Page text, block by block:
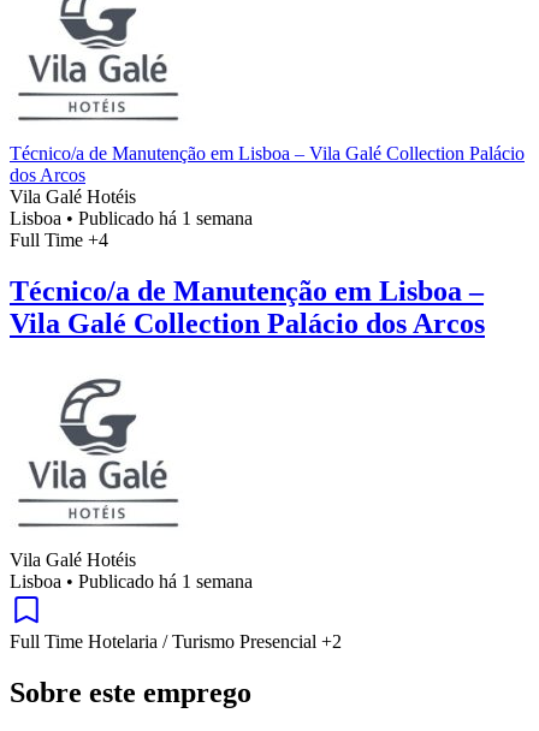
Técnico/a de Manutenção em Lisboa – Vila Galé Collection Palácio
dos Arcos
Vila Galé Hotéis
Lisboa • Publicado há 1 semana
Full Time +4
Técnico/a de Manutenção em Lisboa –
Vila Galé Collection Palácio dos Arcos
Vila Galé Hotéis
Lisboa • Publicado há 1 semana
Full Time Hotelaria / Turismo Presencial +2
Sobre este emprego